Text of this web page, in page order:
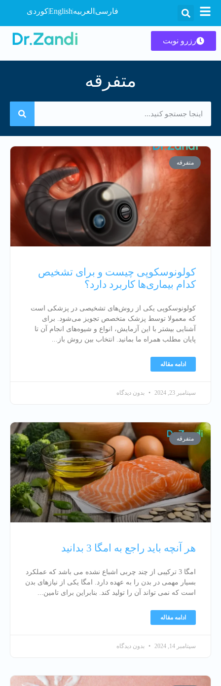
فارسی العربیهEnglishکوردی
رزرو نوبت
متفرقه
متفرقه
کولونوسکوپی چیست و برای تشخیص
کدام بیماری‌ها کاربرد دارد؟
کولونوسکوپی یکی از روش‌های تشخیصی در پزشکی است
که معمولا توسط پزشک متخصص تجویز می‌شود. برای
آشنایی بیشتر با این آزمایش، انواع و شیوه‌های انجام آن تا
پایان مطلب همراه ما بمانید. انتخاب بین روش باز
ادامه مقاله
سپتامبر 23, 2024 بدون دیدگاه
متفرقه
هر آنچه باید راجع به امگا 3 بدانید
امگا 3 ترکیبی از چند چربی اشباع نشده می باشد که عملکرد
بسیار مهمی در بدن را به عهده دارد. امگا یکی از نیازهای بدن
است که نمی تواند آن را تولید کند. بنابراین برای تامین
ادامه مقاله
سپتامبر 14, 2024 بدون دیدگاه